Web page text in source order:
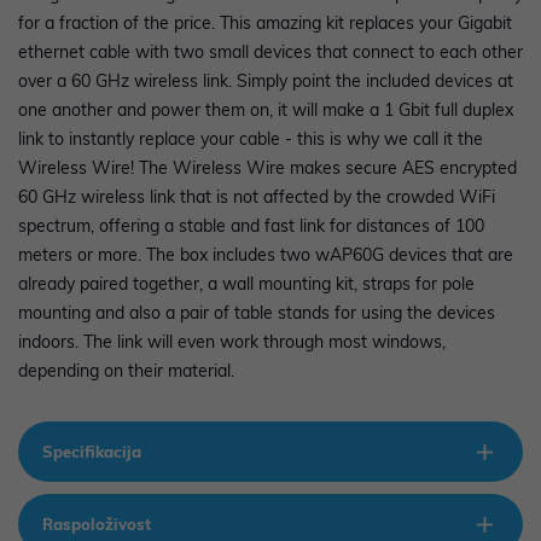
for a fraction of the price. This amazing kit replaces your Gigabit
ethernet cable with two small devices that connect to each other
over a 60 GHz wireless link. Simply point the included devices at
one another and power them on, it will make a 1 Gbit full duplex
link to instantly replace your cable - this is why we call it the
Wireless Wire! The Wireless Wire makes secure AES encrypted
60 GHz wireless link that is not affected by the crowded WiFi
spectrum, offering a stable and fast link for distances of 100
meters or more. The box includes two wAP60G devices that are
already paired together, a wall mounting kit, straps for pole
mounting and also a pair of table stands for using the devices
indoors. The link will even work through most windows,
depending on their material.
Specifikacija
Raspoloživost